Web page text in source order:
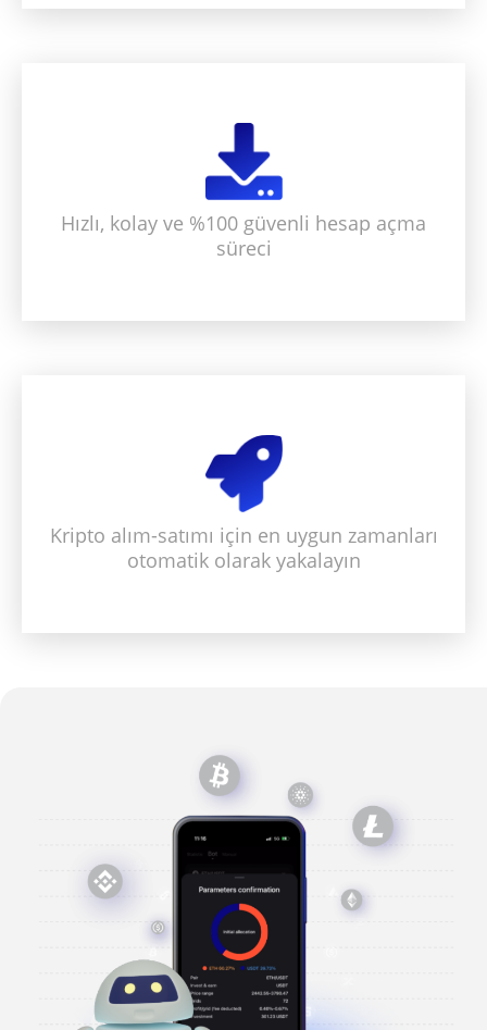
Hızlı, kolay ve %100 güvenli hesap açma
süreci
Kripto alım-satımı için en uygun zamanları
otomatik olarak yakalayın